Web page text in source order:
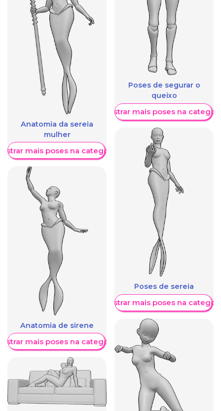
Anatomia da sereia
mulher
mais poses na categoria
Anatomia de sirene
mais poses na categoria
Poses de segurar o
queixo
Mostrar mais poses na
Poses de sereia
Mostrar mais poses na